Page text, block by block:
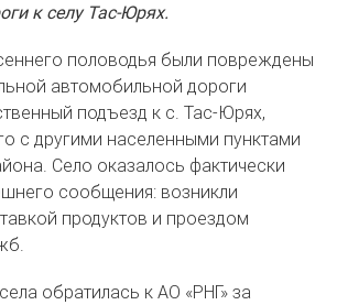
к селу Тас-Юрях.
половодья были повреждены
автомобильной дороги
подъезд к с. Тас-Юрях,
с другими населенными пунктами
Село оказалось фактически
сообщения: возникли
продуктов и проездом
обратилась к АО «РНГ» за